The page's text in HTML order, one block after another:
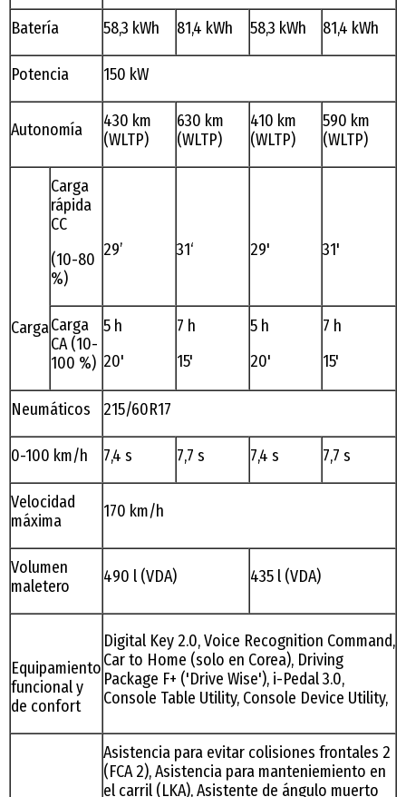
Batería 58,3 kWh 81,4 kWh 58,3 kWh 81,4 kWh
Potencia 150 kW
Autonomía
430 km
(WLTP)
630 km
(WLTP)
410 km
(WLTP)
590 km
(WLTP)
Carga
Carga
rápida
CC
(10-80
%)
29’ 31‘ 29' 31'
Carga
CA (10-
100 %)
5 h
20'
7 h
15'
5 h
20'
7 h
15'
Neumáticos 215/60R17
0-100 km/h 7,4 s 7,7 s 7,4 s 7,7 s
Velocidad
máxima
170 km/h
Volumen
maletero
490 l (VDA) 435 l (VDA)
Equipamiento
funcional y
de confort
Digital Key 2.0, Voice Recognition Command,
Car to Home (solo en Corea), Driving
Package F+ ('Drive Wise'), i-Pedal 3.0,
Console Table Utility, Console Device Utility,
Asistencia para evitar colisiones frontales 2
(FCA 2), Asistencia para manteniemiento en
el carril (LKA), Asistente de ángulo muerto